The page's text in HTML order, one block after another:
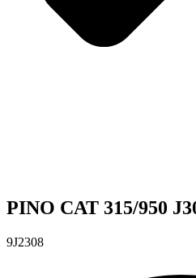
PINO CAT 315/950
9J2308